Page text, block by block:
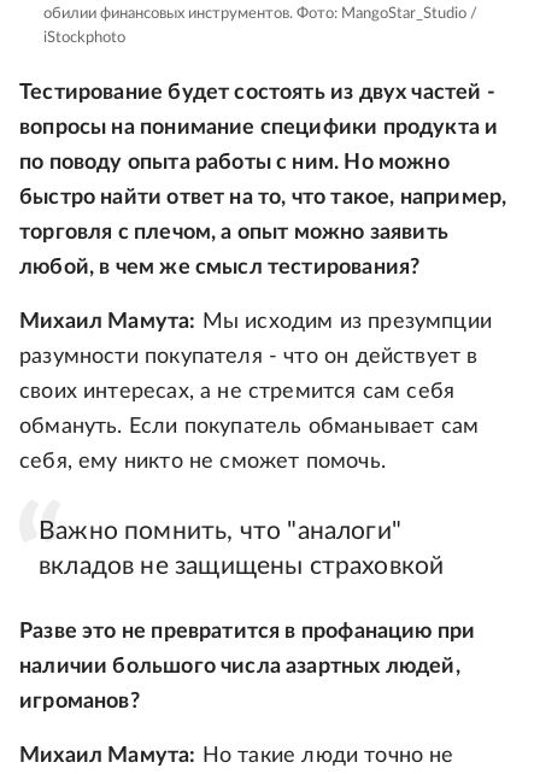
обилии финансовых инструментов. Фото: MangoStar_Studio /
iStockphoto
Тестирование будет состоять из двух частей -
вопросы на понимание специфики продукта и
по поводу опыта работы с ним. Но можно
быстро найти ответ на то, что такое, например,
торговля с плечом, а опыт можно заявить
любой, в чем же смысл тестирования?
Михаил Мамута: Мы исходим из презумпции
разумности покупателя - что он действует в
своих интересах, а не стремится сам себя
обмануть. Если покупатель обманывает сам
себя, ему никто не сможет помочь.
Важно помнить, что "аналоги"
вкладов не защищены страховкой
Разве это не превратится в профанацию при
наличии большого числа азартных людей,
игроманов?
Михаил Мамута: Но такие люди точно не